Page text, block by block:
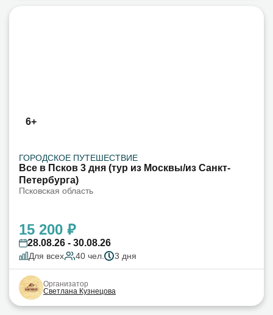
6+
ГОРОДСКОЕ ПУТЕШЕСТВИЕ
Все в Псков 3 дня (тур из Москвы/из Санкт-
Петербурга)
Псковская область
15 200 ₽
28.08.26 - 30.08.26
Для всех 40 чел. 3 дня
Организатор
Светлана Кузнецова